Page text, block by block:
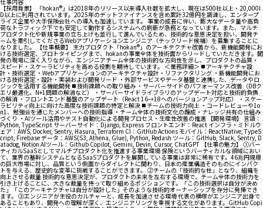
【採用背景】 「hokan®」は2018年のリリース以来導入社数を拡大し、現在は500社以上・20,000I
D以上に利用されています。2025年のデットファイナンスを含め累計32億円を調達し、エンタープ
ライズ企業や大手保険会社への導入も加速しています。 事業の成長に伴い、膨大なデータ量や高負
荷なトラフィック下でも安定して動作するシステムへの刷新が急務となっています。また、マルチ
プロダクト化や新規事業の立ち上げも並行して進んでいるため、技術的な意思決定を担い、開発チ
ームを牽引してくださるWebアプリケーションエンジニア（テックリード候補）を募集することに
なりました。 【仕事概要】 主力プロダクト「hokan®︎」のアーキテクチャ改善から、新機能開発にお
ける技術選定、プロトタイピングまで、hokanの事業全体を技術面からリードしていただきます。開
発の現場に深く入りながら、エンジニアチーム全体の技術的な方向性を示し、プロダクトの品質・
スピード・スケーラビリティを高める役割を期待しています。 ＜業務詳細＞ ◼️ アーキテクチャ設
計・技術選定 ・Webアプリケーションのアーキテクチャ設計・リファクタリング ・新機能開発にお
ける技術選定・設計・実装および開発リード ・外部サービスやデータ基盤と連携した、データやロ
ジックを活用する機能開発 ◼️ 技術課題への取り組み ・サーバーサイドのパフォーマンス改善（DBク
エリ最適化、N+1問題の解消など） ・サーバーサイドライブラリのアップデート対応と技術的負債
の解消 ・フロントエンド基盤のアップデート（React 16→18へのバージョンアップ対応） ・スケー
ラビリティ向上に向けた高度な技術課題の特定と解決 ◼️ チームの技術力向上 ・コードレビューや1o
n1、勉強会を通じたメンバーへの技術指導 ・チーム全体の技術文化の醸成・ナレッジ共有の仕組み
づくり ・AIツール活用やテスト自動化による開発プロセス・生産性改善の推進 【開発環境】 言語：
Python, TypeScript サーバーサイド：Django, Express フロントエンド：React インフラ・ミドルウ
ェア：AWS, Docker, Sentry, Hasura, Terraform CI：GitHub Actions モバイル：ReactNative, TypeS
cript, Firebase データ：AWS(S3, Athena, Glue), Python, Redash ツール：GitHub, Slack, Sentry, D
atadog, Notion AIツール：Github Copilot, Gemini, Devin, Cursor, ChatGPT 【仕事の魅力】 ①バー
ティカルSaaSとしてマルチプロダクト化を推進する事業環境 保険というバーティカルな領域におい
て、業界の基幹システムとなるSaaSプロダクトを展開している事業は非常に稀有です。46兆円規模
の巨大市場に対し、品質という側面からダイレクトに関わり、日本の産業構造そのものにインパク
トを与える、歴史的な変革に挑戦することができます。 ②チームの「技術的な柱」となり、組織を
向上させる裁量 技術的な意思決定が、プロダクトの未来を左右する環境で、チーム全体の技術力を
引き上げることに、大きな裁量を持って取り組めるポジションです。「この技術選択は自分が決め
た」「このアーキテクチャは自分が設計した」そのような技術的オーナーシップを存分に発揮でき
ます。 ③エンジニアが主役のカルチャーと、成長を加速させる環境 代表の横塚がエンジニア出身で
あることもあり、開発への理解が深く、エンジニアリングを重視する文化があります。GitHub Copi